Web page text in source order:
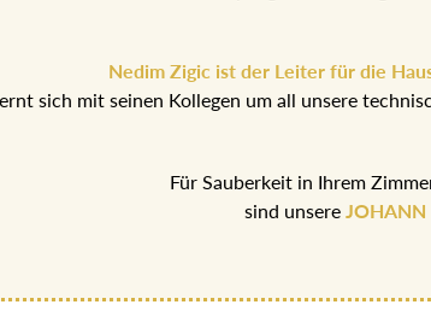
Nedim Zigic ist der Leiter für die
sich mit seinen Kollegen um all unsere
Für Sauberkeit in Ihrem
sind unsereJOHANN